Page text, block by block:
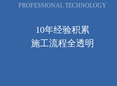
PROFESSIONAL TECHNOLOGY
10年经验积累
施工流程全透明